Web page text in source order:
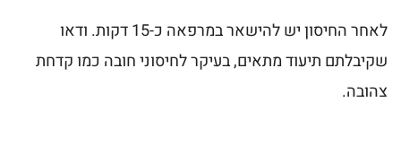
לאחר החיסון יש להישאר במרפאה כ-15 דקות. ודאו
שקיבלתם תיעוד מתאים, בעיקר לחיסוני חובה כמו קדחת
צהובה.